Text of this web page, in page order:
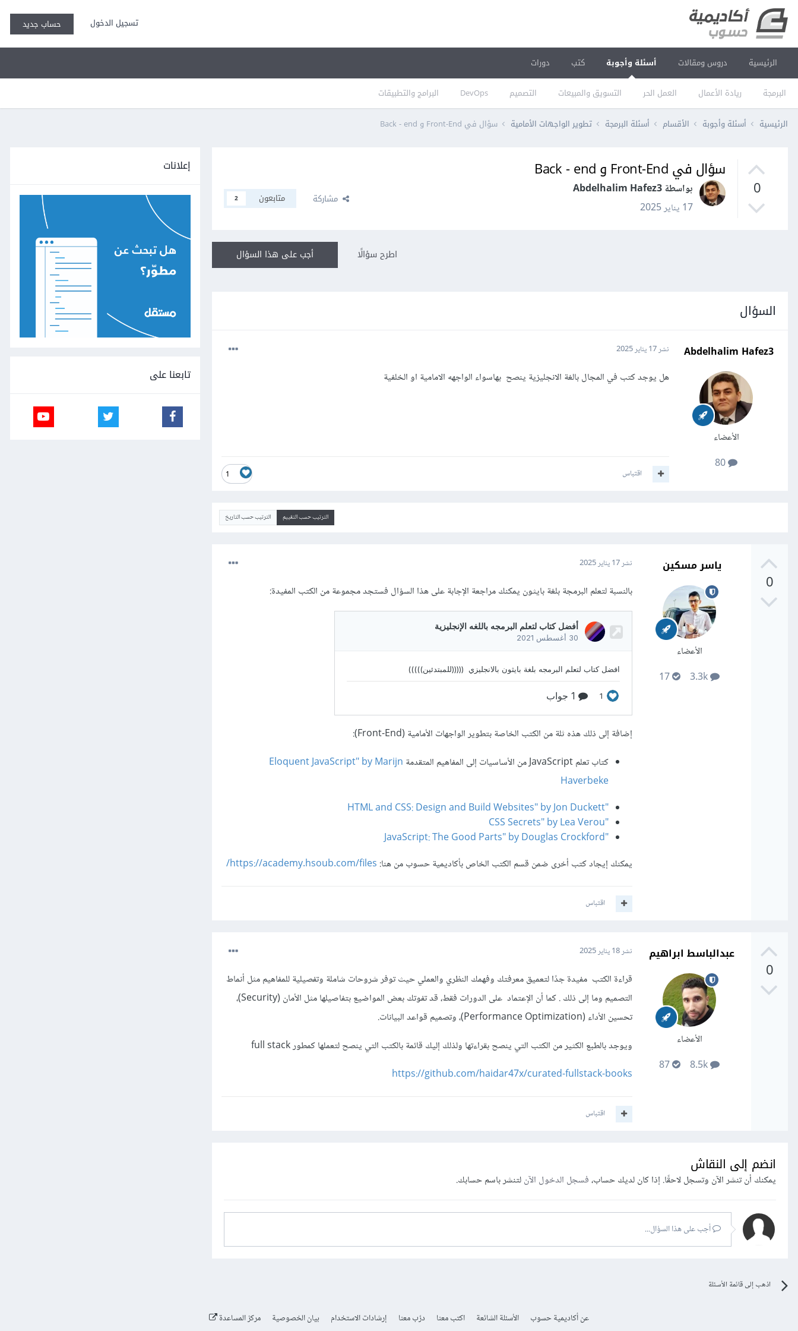
تسجيل الدخول حساب جديد
الرئيسية دروس ومقالات أسئلة وأجوبة
البرمجة ريادة الأعمال العمل الحر التسويق والمبيعات التصميم DevOps البرامج والتطبيقات
كتب دورات
الرئيسية أسئلة وأجوبة الأقسام أسئلة البرمجة تطوير الواجهات الأمامية سؤال في Front-End و Back - end
0
سؤال في Front-End و Back - end
بواسطة Abdelhalim Hafez3
17 يناير 2025
مشاركة متابعون 2
أجب على هذا السؤال اطرح سؤالًا
السؤال
Abdelhalim Hafez3
الأعضاء
نشر17 يناير 2025
هل يوجد كتب في المجال بالغة الانجليزية ينصح بهاسواء الواجهه الامامية او الخلفية
1 اقتباس
الترتيب حسب التقييم الترتيب حسب التاريخ
0
ياسر مسكين
الأعضاء
نشر17 يناير 2025
بالنسبة لتعلم البرمجة بلغة بايثون يمكنك مراجعة الإجابة على هذا السؤال فستجد مجموعة من الكتب المفيدة:
إضافة إلى ذلك هذه ثلة من الكتب الخاصة بتطوير الواجهات الأمامية (Front-End):
كتاب تعلم JavaScript من الأساسيات إلى المفاهيم المتقدمة
Eloquent JavaScript" by Marijn
Haverbeke
"HTML and CSS: Design and Build Websites" by Jon Duckett
"CSS Secrets" by Lea Verou
"JavaScript: The Good Parts" by Douglas Crockford
يمكنك إيجاد كتب أخرى ضمن قسم الكتب الخاص بأكاديمية حسوب من هنا: https://academy.hsoub.com/files/
اقتباس
0
عبدالباسط ابراهيم
الأعضاء
نشر18 يناير 2025
قراءة الكتب مفيدة جدًا لتعميق معرفتك وفهمك النظري والعملي حيث توفر شروحات شاملة وتفصيلية للمفاهيم مثل أنماط
التصميم وما إلى ذلك . كما أن الإعتماد على الدورات فقط، قد تفوتك بعض المواضيع بتفاصيلها مثل الأمان (Security)،
تحسين الأداء (Performance Optimization)، وتصميم قواعد البيانات.
ويوجد بالطبع الكثير من الكتب التي ينصح بقراءتها ولذلك إليك قائمة بالكتب التي ينصح لتعملها كمطور full stack
https://github.com/haidar47x/curated-fullstack-books
اقتباس
انضم إلى النقاش
يمكنك أن تنشر الآن وتسجل لاحقًا. إذا كان لديك حساب،فسجل الدخول الآنلتنشر باسم حسابك.
أجب على هذا السؤال...
اذهب إلى قائمة الأسئلة
إعلانات
تابعنا على
عن أكاديمية حسوب الأسئلة الشائعة اكتب معنا درّب معنا إرشادات الاستخدام بيان الخصوصية مركز المساعدة